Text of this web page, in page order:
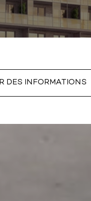
DES INFORMATIONS